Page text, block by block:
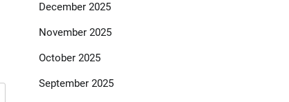
December 2025
November 2025
October 2025
September 2025